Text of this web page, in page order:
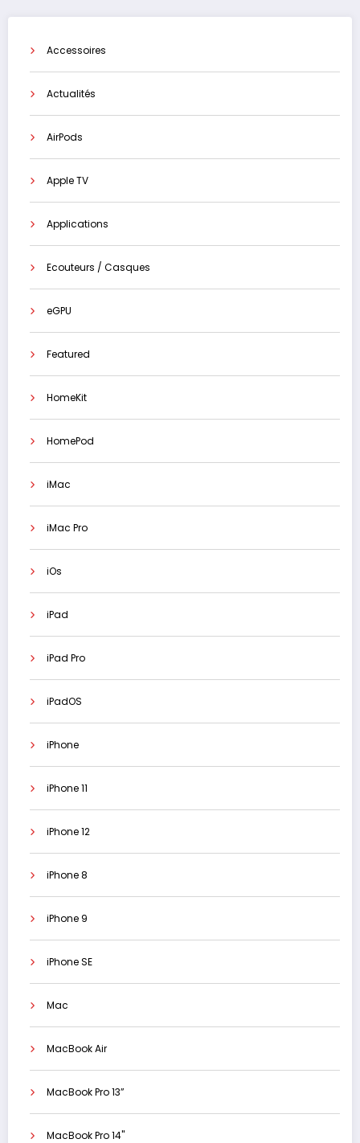
Accessoires
Actualités
AirPods
Apple TV
Applications
Ecouteurs / Casques
eGPU
Featured
HomeKit
HomePod
iMac
iMac Pro
iOs
iPad
iPad Pro
iPadOS
iPhone
iPhone 11
iPhone 12
iPhone 8
iPhone 9
iPhone SE
Mac
MacBook Air
MacBook Pro 13”
MacBook Pro 14"